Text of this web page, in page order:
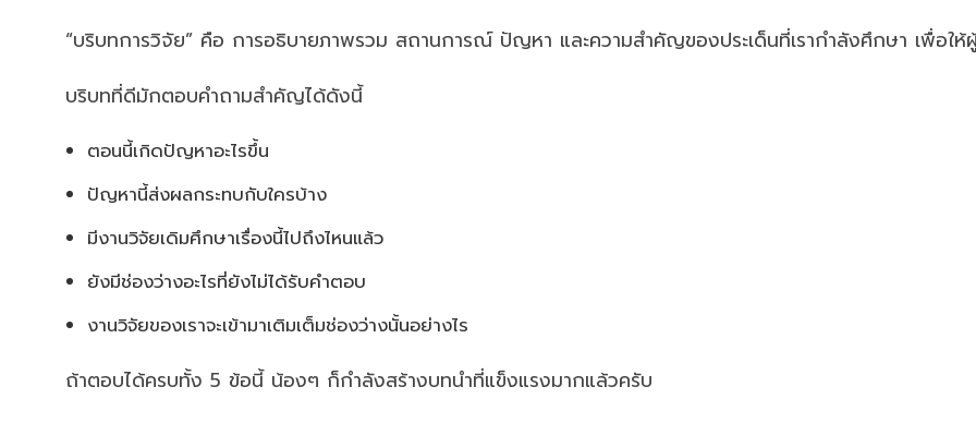
“บริบทการวิจัย” คือ การอธิบายภาพรวม สถานการณ์ ปัญหา และความสำคัญของประเด็นที่เรากำลังศึกษา เพื่อให้ผู้
บริบทที่ดีมักตอบคำถามสำคัญได้ดังนี้
ตอนนี้เกิดปัญหาอะไรขึ้น
ปัญหานี้ส่งผลกระทบกับใครบ้าง
มีงานวิจัยเดิมศึกษาเรื่องนี้ไปถึงไหนแล้ว
ยังมีช่องว่างอะไรที่ยังไม่ได้รับคำตอบ
งานวิจัยของเราจะเข้ามาเติมเต็มช่องว่างนั้นอย่างไร
ถ้าตอบได้ครบทั้ง 5 ข้อนี้ น้องๆ ก็กำลังสร้างบทนำที่แข็งแรงมากแล้วครับ